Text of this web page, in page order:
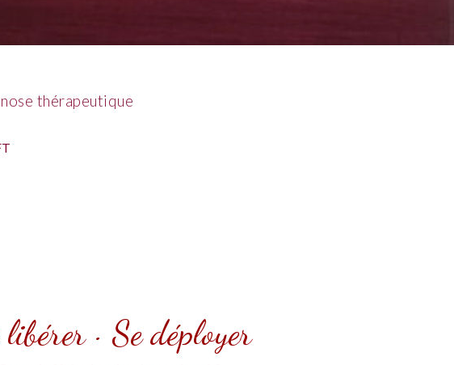
thérapeutique
· Se déployer